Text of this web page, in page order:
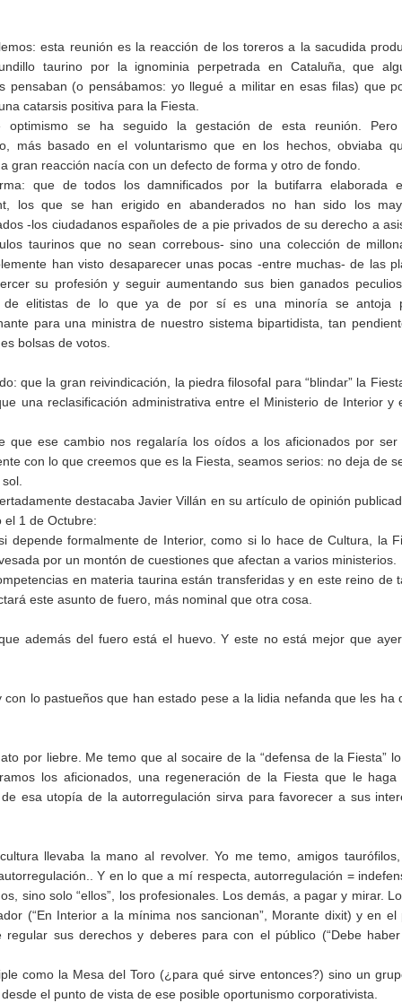
esta reunión es la reacción de los toreros a la sacudida
taurino por la ignominia perpetrada en Cataluña, que
pensaban (o pensábamos: yo llegué a militar en esas filas) que
catarsis positiva para la Fiesta.
optimismo se ha seguido la gestación de esta reunión.
más basado en el voluntarismo que en los hechos, obviaba
gran reacción nacía con un defecto de forma y otro de fondo.
que de todos los damnificados por la butifarra elaborada
los que se han erigido en abanderados no han sido los
-los ciudadanos españoles de a pie privados de su derecho a
taurinos que no sean correbous- sino una colección de
han visto desaparecer unas pocas -entre muchas- de las
su profesión y seguir aumentando sus bien ganados
de elitistas de lo que ya de por sí es una minoría se antoja
para una ministra de nuestro sistema bipartidista, tan
bolsas de votos.
que la gran reivindicación, la piedra filosofal para “blindar” la
una reclasificación administrativa entre el Ministerio de Interior y
que ese cambio nos regalaría los oídos a los aficionados por ser
con lo que creemos que es la Fiesta, seamos serios: no deja de
destacaba Javier Villán en su artículo de opinión
el 1 de Octubre:
depende formalmente de Interior, como si lo hace de Cultura, la
por un montón de cuestiones que afectan a varios ministerios.
en materia taurina están transferidas y en este reino de
este asunto de fuero, más nominal que otra cosa.
además del fuero está el huevo. Y este no está mejor que
lo pastueños que han estado pese a la lidia nefanda que les ha
por liebre. Me temo que al socaire de la “defensa de la Fiesta”
los aficionados, una regeneración de la Fiesta que le haga
esa utopía de la autorregulación sirva para favorecer a sus
llevaba la mano al revolver. Yo me temo, amigos
Y en lo que a mí respecta, autorregulación =
sino solo “ellos”, los profesionales. Los demás, a pagar y mirar.
(“En Interior a la mínima nos sancionan”, Morante dixit) y en el
sus derechos y deberes para con el público (“Debe
como la Mesa del Toro (¿para qué sirve entonces?) sino un
el punto de vista de ese posible oportunismo corporativista.